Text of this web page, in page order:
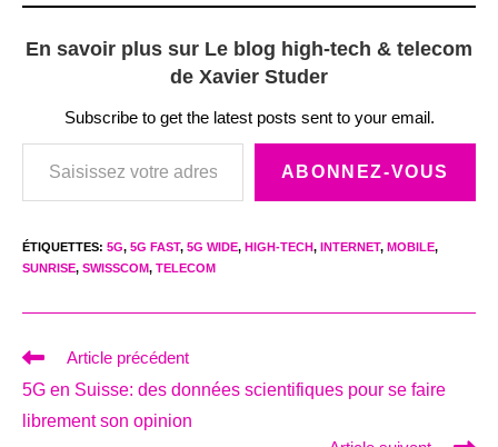
En savoir plus sur Le blog high-tech & telecom
de Xavier Studer
Subscribe to get the latest posts sent to your email.
Saisissez votre adresse e-mail…
ABONNEZ-VOUS
ÉTIQUETTES: 5G, 5G FAST, 5G WIDE, HIGH-TECH, INTERNET, MOBILE,
SUNRISE, SWISSCOM, TELECOM
Read
articles
Article précédent
5G en Suisse: des données scientifiques pour se faire
librement son opinion